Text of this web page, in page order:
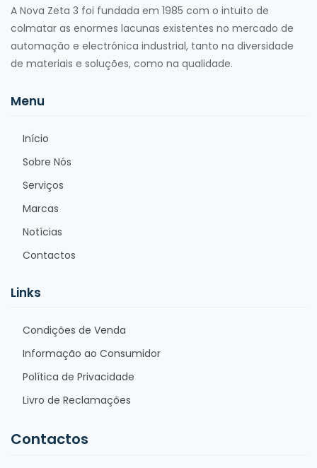
A Nova Zeta 3 foi fundada em 1985 com o intuito de
colmatar as enormes lacunas existentes no mercado de
automação e electrónica industrial, tanto na diversidade
de materiais e soluções, como na qualidade.
Menu
Início
Sobre Nós
Serviços
Marcas
Notícias
Contactos
Links
Condições de Venda
Informação ao Consumidor
Política de Privacidade
Livro de Reclamações
Contactos